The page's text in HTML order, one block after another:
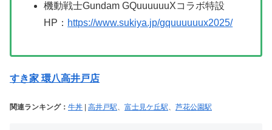
機動戦士Gundam GQuuuuuuXコラボ特設
HP： https://www.sukiya.jp/gquuuuuux2025/
すき家 環八高井戸店
関連ランキング： 牛丼 | 高井戸駅 富士見ケ丘駅 芦花公園駅